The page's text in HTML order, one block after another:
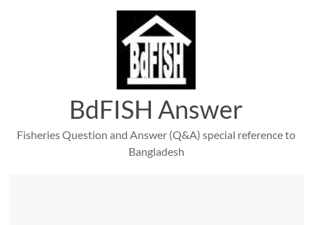
BdFISH Answer
Fisheries Question and Answer (Q&A) special reference to
Bangladesh